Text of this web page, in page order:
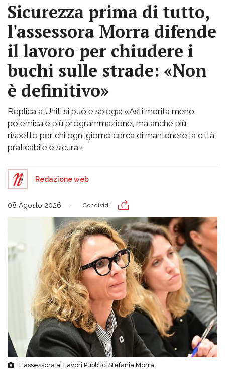
Sicurezza prima di tutto,
l'assessora Morra difende
il lavoro per chiudere i
buchi sulle strade: «Non
è definitivo»
Replica a Uniti si può e spiega: «Asti merita meno
polemica e più programmazione, ma anche più
rispetto per chi ogni giorno cerca di mantenere la città
praticabile e sicura»
Redazione web
08 Agosto 2026 Condividi
L'assessora ai Lavori Pubblici Stefania Morra